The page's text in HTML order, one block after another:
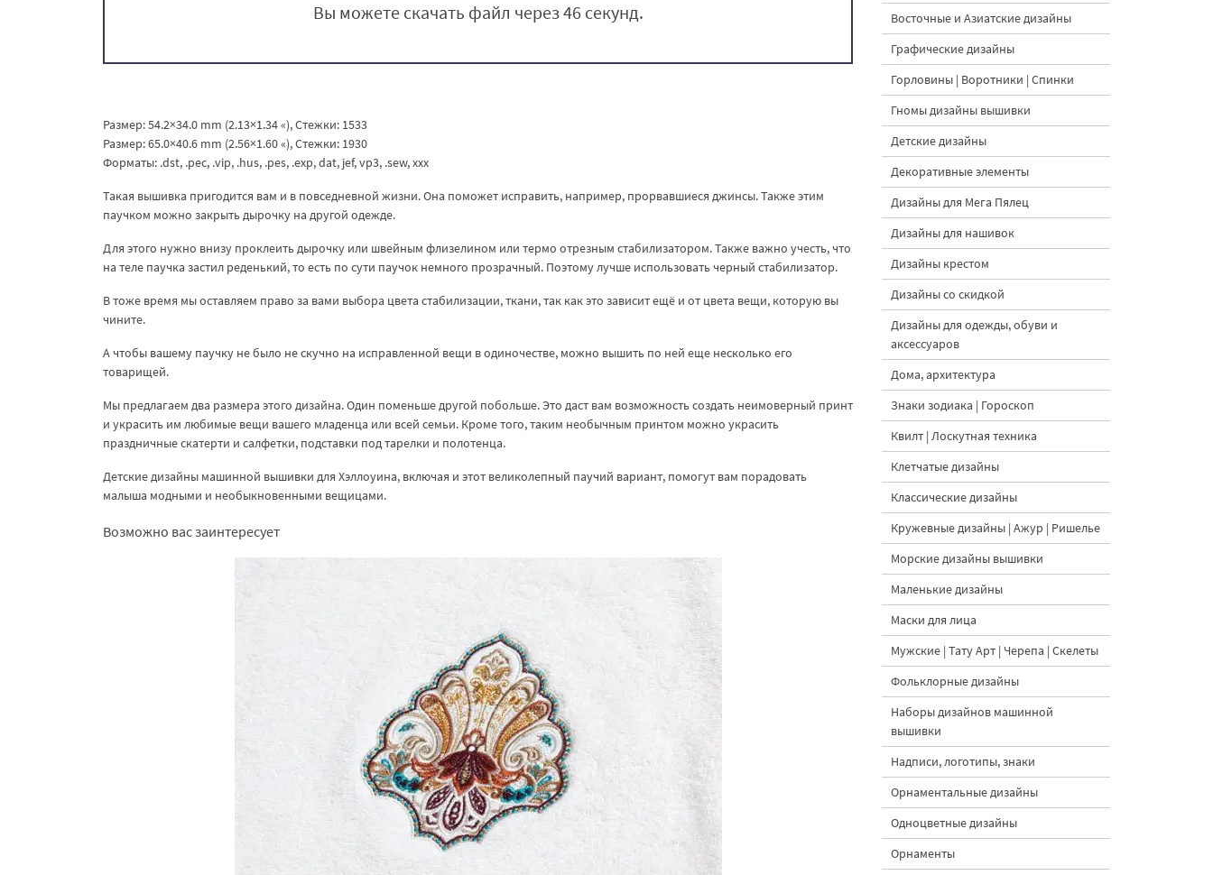
Вы можете скачать файл через 45 секунд.
Размер: 54.2×34.0 mm (2.13×1.34 «), Стежки: 1533
Размер: 65.0×40.6 mm (2.56×1.60 «), Стежки: 1930
Форматы: .dst, .pec, .vip, .hus, .pes, .exp, dat, jef, vp3, .sew, xxx
Такая вышивка пригодится вам и в повседневной жизни. Она поможет исправить, например, прорвавшиеся джинсы. Также этим
паучком можно закрыть дырочку на другой одежде.
Для этого нужно внизу проклеить дырочку или швейным флизелином или термо отрезным стабилизатором. Также важно учесть, что
на теле паучка застил реденький, то есть по сути паучок немного прозрачный. Поэтому лучше использовать черный стабилизатор.
В тоже время мы оставляем право за вами выбора цвета стабилизации, ткани, так как это зависит ещё и от цвета вещи, которую вы
чините.
А чтобы вашему паучку не было не скучно на исправленной вещи в одиночестве, можно вышить по ней еще несколько его
товарищей.
Мы предлагаем два размера этого дизайна. Один поменьше другой побольше. Это даст вам возможность создать неимоверный принт
и украсить им любимые вещи вашего младенца или всей семьи. Кроме того, таким необычным принтом можно украсить
праздничные скатерти и салфетки, подставки под тарелки и полотенца.
Детские дизайны машинной вышивки для Хэллоуина, включая и этот великолепный паучий вариант, помогут вам порадовать
малыша модными и необыкновенными вещицами.
Возможно вас заинтересует
Восточные и Азиатские дизайны
Графические дизайны
Горловины | Воротники | Спинки
Гномы дизайны вышивки
Детские дизайны
Декоративные элементы
Дизайны для Мега Пялец
Дизайны для нашивок
Дизайны крестом
Дизайны со скидкой
Дизайны для одежды, обуви и
аксессуаров
Дома, архитектура
Знаки зодиака | Гороскоп
Квилт | Лоскутная техника
Клетчатые дизайны
Классические дизайны
Кружевные дизайны | Ажур | Ришелье
Морские дизайны вышивки
Маленькие дизайны
Маски для лица
Мужские | Тату Арт | Черепа | Скелеты
Фольклорные дизайны
Наборы дизайнов машинной
вышивки
Надписи, логотипы, знаки
Орнаментальные дизайны
Одноцветные дизайны
Орнаменты